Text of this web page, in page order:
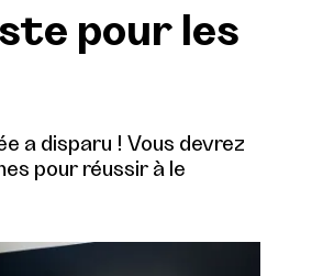
pour les
a disparu ! Vous devrez
pour réussir à le